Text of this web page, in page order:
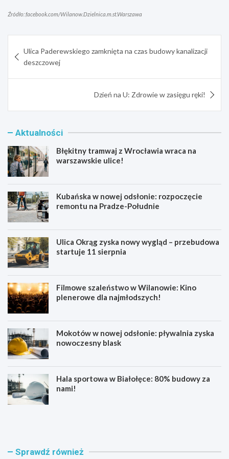
Źródło: facebook.com/Wilanow.Dzielnica.m.st.Warszawa
wpisu
Ulica Paderewskiego zamknięta na czas budowy kanalizacji
deszczowej
Dzień na U: Zdrowie w zasięgu ręki!
Aktualności
Błękitny tramwaj z Wrocławia wraca na
warszawskie ulice!
Kubańska w nowej odsłonie: rozpoczęcie
remontu na Pradze-Południe
Ulica Okrąg zyska nowy wygląd – przebudowa
startuje 11 sierpnia
Filmowe szaleństwo w Wilanowie: Kino
plenerowe dla najmłodszych!
Mokotów w nowej odsłonie: pływalnia zyska
nowoczesny blask
Hala sportowa w Białołęce: 80% budowy za
nami!
B
t
K
s Sprawdź również